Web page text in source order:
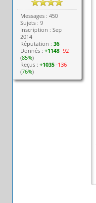
Messages : 450
Sujets : 9
Inscription : Sep
2014
Réputation :36
Donnés :+1148 -92
(85%)
Reçus :+1035 -136
(76%)